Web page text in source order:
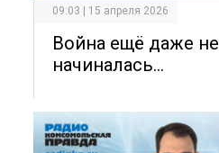
09:03 | 15 апреля 2026
Война ещё даже не
начиналась...